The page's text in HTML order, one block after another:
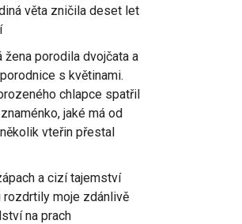
věta zničila deset let
porodila dvojčata a
s květinami.
chlapce spatřil
jaké má od
vteřin přestal
a cizí tajemství
rozdrtily moje zdánlivě
na prach